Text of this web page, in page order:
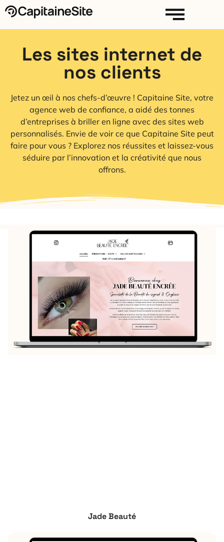
Les sites internet de
nos clients
Jetez un œil à nos chefs-d’œuvre ! Capitaine Site, votre
agence web de confiance, a aidé des tonnes
d’entreprises à briller en ligne avec des sites web
personnalisés. Envie de voir ce que Capitaine Site peut
faire pour vous ? Explorez nos réussites et laissez-vous
séduire par l’innovation et la créativité que nous
offrons.
Jade Beauté